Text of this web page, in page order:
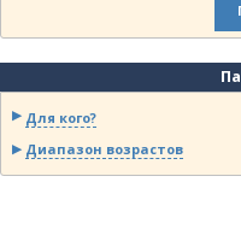
Для кого?
Диапазон возрастов